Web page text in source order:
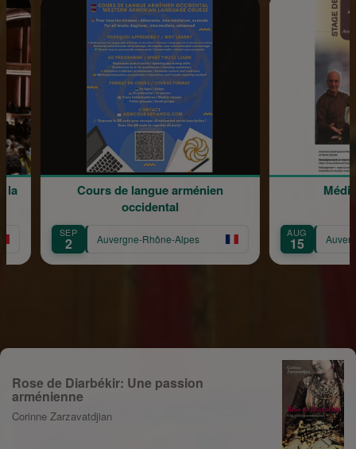
arménien
Alpes
Méditation musicale
15 Auvergne-Rhône-Alpes
Rose de Diarbékir: Une passion
arménienne
Corinne Zarzavatdjian